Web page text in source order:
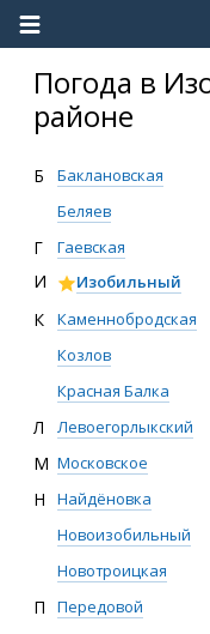
Погода в
районе
Б
Баклановская
Беляев
Г Гаевская
И Изобильный
К
Каменнобродская
Козлов
Красная Балка
Л Левоегорлыкский
М Московское
Н
Найдёновка
Новоизобильный
Новотроицкая
П Передовой